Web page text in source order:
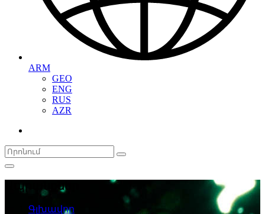
ARM
GEO
ENG
RUS
AZR
Ապրանքներ
Գլխավոր